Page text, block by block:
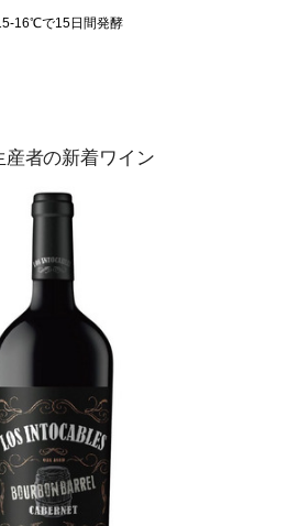
16℃で15日間発酵
産者の新着ワイン